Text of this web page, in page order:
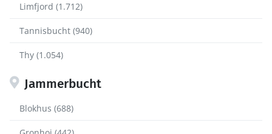
Limfjord (1.712)
Tannisbucht (940)
Thy (1.054)
Jammerbucht
Blokhus (688)